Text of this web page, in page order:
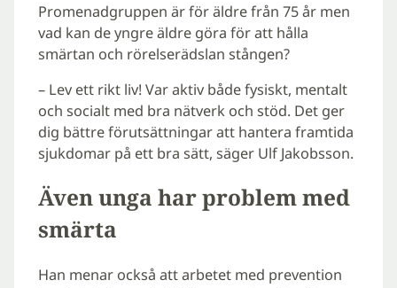
Promenadgruppen är för äldre från 75 år men
vad kan de yngre äldre göra för att hålla
smärtan och rörelserädslan stången?
– Lev ett rikt liv! Var aktiv både fysiskt, mentalt
och socialt med bra nätverk och stöd. Det ger
dig bättre förutsättningar att hantera framtida
sjukdomar på ett bra sätt, säger Ulf Jakobsson.
Även unga har problem med
smärta
Han menar också att arbetet med prevention